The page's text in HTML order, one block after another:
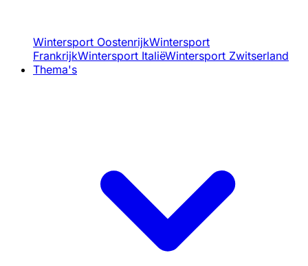
Wintersport OostenrijkWintersport
FrankrijkWintersport ItaliëWintersport Zwitserland
Thema's